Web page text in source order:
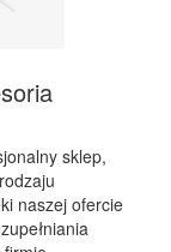
sklep,
naszej ofercie